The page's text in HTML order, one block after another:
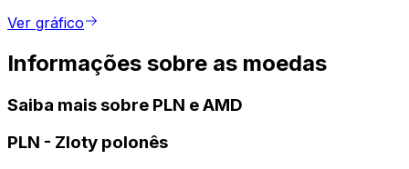
Ver gráfico
Informações sobre as moedas
Saiba mais sobre PLN e AMD
PLN - Zloty polonês